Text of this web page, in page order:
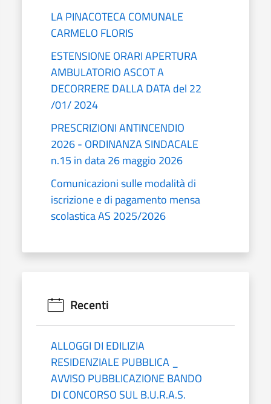
LA PINACOTECA COMUNALE
CARMELO FLORIS
ESTENSIONE ORARI APERTURA
AMBULATORIO ASCOT A
DECORRERE DALLA DATA del 22
/01/ 2024
PRESCRIZIONI ANTINCENDIO
2026 - ORDINANZA SINDACALE
n.15 in data 26 maggio 2026
Comunicazioni sulle modalità di
iscrizione e di pagamento mensa
scolastica AS 2025/2026
Recenti
ALLOGGI DI EDILIZIA
RESIDENZIALE PUBBLICA _
AVVISO PUBBLICAZIONE BANDO
DI CONCORSO SUL B.U.R.A.S.